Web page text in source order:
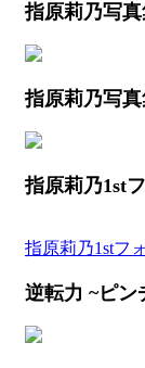
指原莉乃写
指原莉乃写
指原莉乃1st
指原莉乃1stフ
逆転力 ~ピ